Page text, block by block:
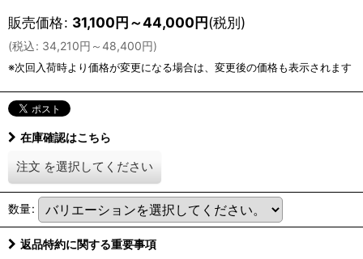
販売価格: 31,100円～44,000円(税別)
(税込: 34,210円 ～48,400円)
在庫確認はこちら
注文 を選択してください
数量:
返品特約に関する重要事項